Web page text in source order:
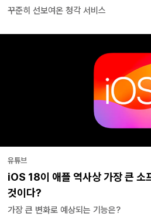
꾸준히 선보여온 청각 서비스
유튜브
iOS 18이 애플 역사상 가장 큰 소
것이다?
가장 큰 변화로 예상되는 기능은?